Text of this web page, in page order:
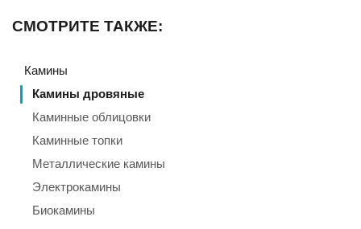
СМОТРИТЕ ТАКЖЕ:
Камины
Камины дровяные
Каминные облицовки
Каминные топки
Металлические камины
Электрокамины
Биокамины